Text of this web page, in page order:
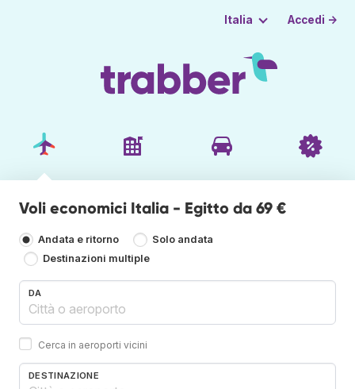
Italia Accedi →
Voli economici Italia - Egitto da 69 €
Andata e ritorno
Solo andata
Destinazioni multiple
DA
Cerca in aeroporti vicini
DESTINAZIONE